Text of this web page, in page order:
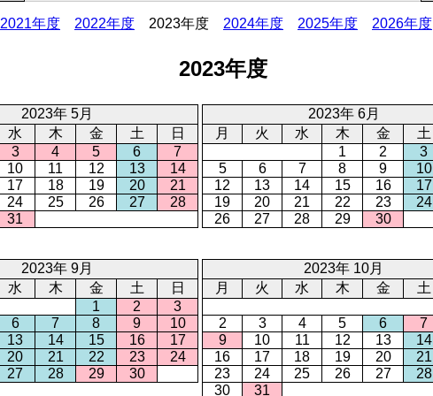
2021年度 2022年度 2023年度 2024年度 2025年度 2026年度
2023年度
2023年 5月
水 木 金 土
日
3 4 5 6
7
10 11 12 13
14
17 18 19 20
21
24 25 26 27
28
31
2023年 6月
月
火 水 木 金 土
1
2 3
5
6 7 8 9 10
12
13 14 15 16 17
19
20 21 22 23 24
26
27 28 29 30
2023年 9月
水 木 金 土
日
1
2
3
6 7 8 9
10
13 14 15 16
17
20 21 22 23
24
27 28 29 30
2023年 10月
月
火 水 木 金 土
2
3 4 5 6 7
9
10 11 12 13 14
16
17 18 19 20 21
23
24 25 26 27 28
30
31